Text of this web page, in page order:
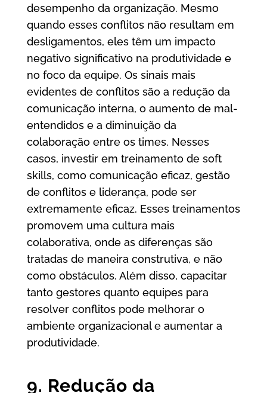
desempenho da organização. Mesmo
quando esses conflitos não resultam em
desligamentos, eles têm um impacto
negativo significativo na produtividade e
no foco da equipe. Os sinais mais
evidentes de conflitos são a redução da
comunicação interna, o aumento de mal-
entendidos e a diminuição da
colaboração entre os times. Nesses
casos, investir em treinamento de soft
skills, como comunicação eficaz, gestão
de conflitos e liderança, pode ser
extremamente eficaz. Esses treinamentos
promovem uma cultura mais
colaborativa, onde as diferenças são
tratadas de maneira construtiva, e não
como obstáculos. Além disso, capacitar
tanto gestores quanto equipes para
resolver conflitos pode melhorar o
ambiente organizacional e aumentar a
produtividade.
9. Redução da